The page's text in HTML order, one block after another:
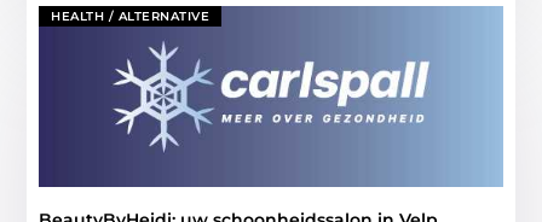
HEALTH / ALTERNATIVE